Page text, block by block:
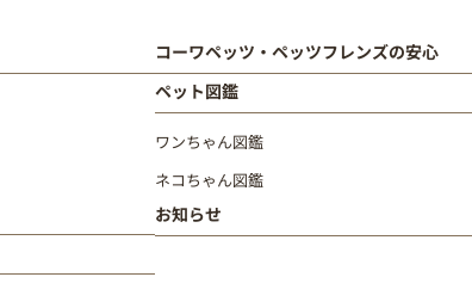
コーワペッツ・ペッツフレンズの安心
ペット図鑑
ワンちゃん図鑑
ネコちゃん図鑑
お知らせ